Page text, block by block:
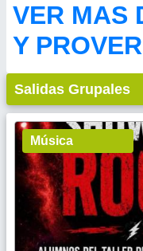
VER MAS
Y
Salidas Grupales
Música